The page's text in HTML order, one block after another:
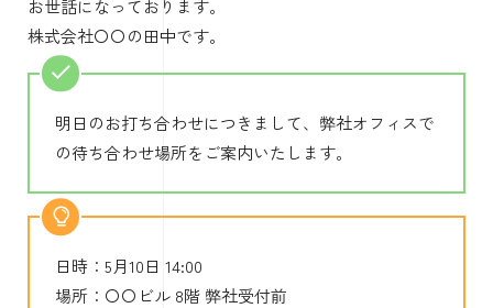
お世話になっております。
株式会社〇〇の田中です。
明日のお打ち合わせにつきまして、弊社オフィスで
の待ち合わせ場所をご案内いたします。
日時：5月10日 14:00
場所：〇〇ビル 8階 弊社受付前